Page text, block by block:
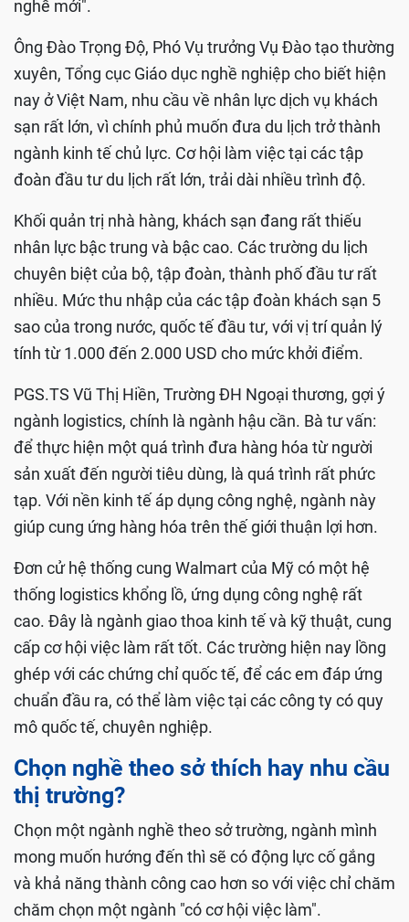
nghề mới".
Ông Đào Trọng Độ, Phó Vụ trưởng Vụ Đào tạo thường
xuyên, Tổng cục Giáo dục nghề nghiệp cho biết hiện
nay ở Việt Nam, nhu cầu về nhân lực dịch vụ khách
sạn rất lớn, vì chính phủ muốn đưa du lịch trở thành
ngành kinh tế chủ lực. Cơ hội làm việc tại các tập
đoàn đầu tư du lịch rất lớn, trải dài nhiều trình độ.
Khối quản trị nhà hàng, khách sạn đang rất thiếu
nhân lực bậc trung và bậc cao. Các trường du lịch
chuyên biệt của bộ, tập đoàn, thành phố đầu tư rất
nhiều. Mức thu nhập của các tập đoàn khách sạn 5
sao của trong nước, quốc tế đầu tư, với vị trí quản lý
tính từ 1.000 đến 2.000 USD cho mức khởi điểm.
PGS.TS Vũ Thị Hiền, Trường ĐH Ngoại thương, gợi ý
ngành logistics, chính là ngành hậu cần. Bà tư vấn:
để thực hiện một quá trình đưa hàng hóa từ người
sản xuất đến người tiêu dùng, là quá trình rất phức
tạp. Với nền kinh tế áp dụng công nghệ, ngành này
giúp cung ứng hàng hóa trên thế giới thuận lợi hơn.
Đơn cử hệ thống cung Walmart của Mỹ có một hệ
thống logistics khổng lồ, ứng dụng công nghệ rất
cao. Đây là ngành giao thoa kinh tế và kỹ thuật, cung
cấp cơ hội việc làm rất tốt. Các trường hiện nay lồng
ghép với các chứng chỉ quốc tế, để các em đáp ứng
chuẩn đầu ra, có thể làm việc tại các công ty có quy
mô quốc tế, chuyên nghiệp.
Chọn nghề theo sở thích hay nhu cầu
thị trường?
Chọn một ngành nghề theo sở trường, ngành mình
mong muốn hướng đến thì sẽ có động lực cố gắng
và khả năng thành công cao hơn so với việc chỉ chăm
chăm chọn một ngành "có cơ hội việc làm".